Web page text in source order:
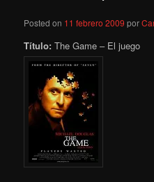
Posted on 11 febrero 2009 por
Título: The Game – El juego